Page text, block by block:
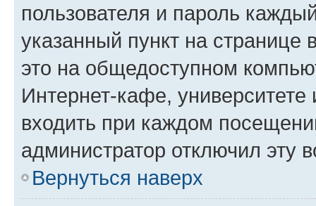
пользователя и пароль
указанный пункт на
это на общедоступном
Интернет-кафе, университете
входить при каждом
администратор отключил эту
Вернуться наверх